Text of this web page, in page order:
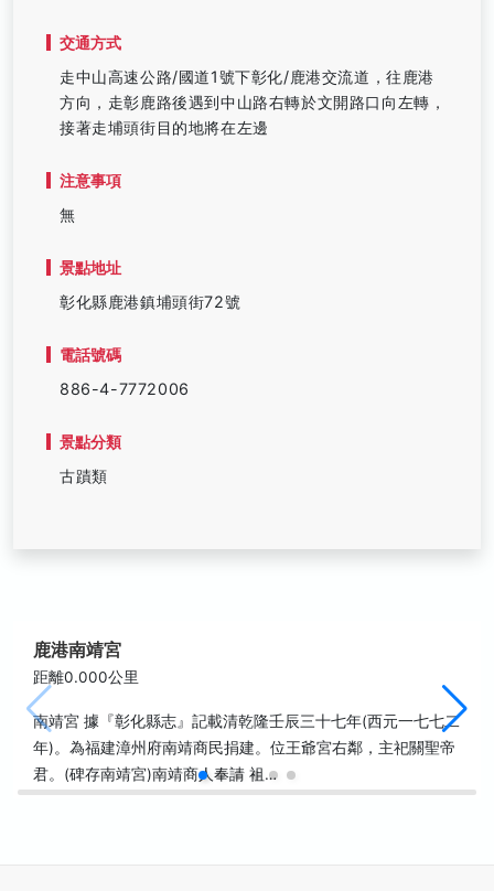
交通方式
走中山高速公路/國道1號下彰化/鹿港交流道，往鹿港
方向，走彰鹿路後遇到中山路右轉於文開路口向左轉，
接著走埔頭街目的地將在左邊
注意事項
無
景點地址
彰化縣鹿港鎮埔頭街72號
電話號碼
886-4-7772006
景點分類
古蹟類
鹿港南靖宮
距離0.000公里
南靖宮 據『彰化縣志』記載清乾隆壬辰三十七年(西元一七七二
年)。為福建漳州府南靖商民捐建。位王爺宮右鄰，主祀關聖帝
君。(碑存南靖宮)南靖商人奉請 祖…